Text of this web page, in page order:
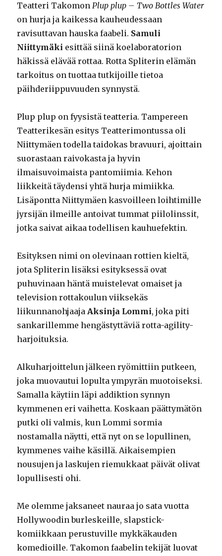
Teatteri TakomonPlup plup – Two Bottles Water
on hurja ja kaikessa kauheudessaan
ravisuttavan hauska faabeli. Samuli
Niittymäki esittää siinä koelaboratorion
häkissä elävää rottaa. Rotta Spliterin elämän
tarkoitus on tuottaa tutkijoille tietoa
päihderiippuvuuden synnystä.
Plup plup on fyysistä teatteria. Tampereen
Teatterikesän esitys Teatterimontussa oli
Niittymäen todella taidokas bravuuri, ajoittain
suorastaan raivokasta ja hyvin
ilmaisuvoimaista pantomiimia. Kehon
liikkeitä täydensi yhtä hurja mimiikka.
Lisäpontta Niittymäen kasvoilleen loihtimille
jyrsijän ilmeille antoivat tummat piilolinssit,
jotka saivat aikaa todellisen kauhuefektin.
Esityksen nimi on olevinaan rottien kieltä,
jota Spliterin lisäksi esityksessä ovat
puhuvinaan häntä muistelevat omaiset ja
television rottakoulun viiksekäs
liikunnanohjaajaAksinja Lommi, joka piti
sankarillemme hengästyttäviä rotta-agility-
harjoituksia.
Alkuharjoittelun jälkeen ryömittiin putkeen,
joka muovautui lopulta ympyrän muotoiseksi.
Samalla käytiin läpi addiktion synnyn
kymmenen eri vaihetta. Koskaan päättymätön
putki oli valmis, kun Lommi sormia
nostamalla näytti, että nyt on se lopullinen,
kymmenes vaihe käsillä. Aikaisempien
nousujen ja laskujen riemukkaat päivät olivat
lopullisesti ohi.
Me olemme jaksaneet nauraa jo sata vuotta
Hollywoodin burleskeille, slapstick-
komiikkaan perustuville mykkäkauden
komedioille. Takomon faabelin tekijät luovat